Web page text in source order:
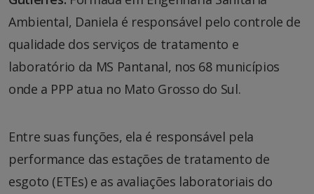
Ambiental, Daniela é responsável pelo controle de
qualidade dos serviços de tratamento e
laboratório da MS Pantanal, nos 68 municípios
onde a PPP atua no Mato Grosso do Sul.
Entre suas funções, ela é responsável pela
performance das estações de tratamento de
esgoto (ETEs) e as avaliações laboratoriais do